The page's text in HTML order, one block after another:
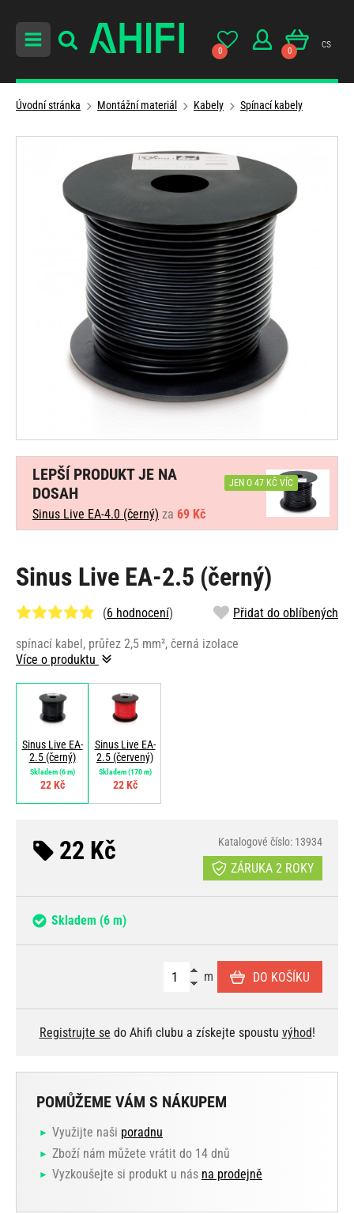
0 0
cs
Úvodní stránka Montážní materiál Kabely Spínací kabely
Sinus Live EA-2.5 (černý)
(6 hodnocení) Přidat do oblíbených
spínací kabel, průřez 2,5 mm², černá izolace
Více o produktu
Sinus Live EA-
2.5 (černý)
Skladem(6 m)
22 Kč
Sinus Live EA-
2.5 (červený)
Skladem(170 m)
22 Kč
22 Kč Katalogové číslo: 13934
ZÁRUKA 2 ROKY
Skladem (6 m)
m DO KOŠÍKU
Registrujte se do Ahifi clubu a získejte spoustu výhod!
POMŮŽEME VÁM S NÁKUPEM
Využijte naši poradnu
Zboží nám můžete vrátit do 14 dnů
Vyzkoušejte si produkt u nás na prodejně
LEPŠÍ PRODUKT JE NA
DOSAH
Sinus Live EA-4.0 (černý) za 69 Kč
JEN O 47 KČ VÍC